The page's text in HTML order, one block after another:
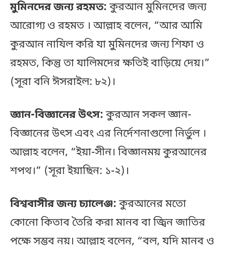
মুমিনদের জন্য রহমত:কুরআন মুমিনদের জন্য
আরোগ্য ও রহমত । আল্লাহ বলেন, “আর আমি
কুরআন নাযিল করি যা মুমিনদের জন্য শিফা ও
রহমত, কিন্তু তা যালিমদের ক্ষতিই বাড়িয়ে দেয়।”
(সূরা বনি ঈসরাইল: ৮২)।
জ্ঞান-বিজ্ঞানের উৎস:কুরআন সকল জ্ঞান-
বিজ্ঞানের উৎস এবং এর নির্দেশনাগুলো নির্ভুল ।
আল্লাহ বলেন, “ইয়া-সীন। বিজ্ঞানময় কুরআনের
শপথ।” (সূরা ইয়াছিন: ১-২)।
বিশ্ববাসীর জন্য চ্যালেঞ্জ:কুরআনের মতো
কোনো কিতাব তৈরি করা মানব বা জ্বিন জাতির
পক্ষে সম্ভব নয়। আল্লাহ বলেন, “বল, যদি মানব ও